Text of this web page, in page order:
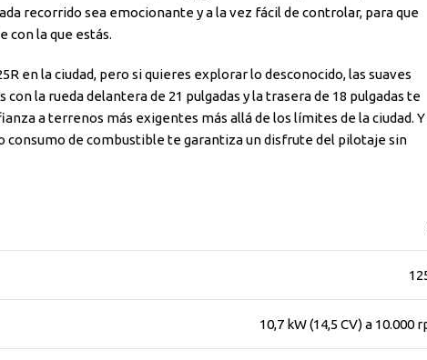
recorrido sea emocionante y a la vez fácil de controlar, para que
con la que estás.
en la ciudad, pero si quieres explorar lo desconocido, las suaves
la rueda delantera de 21 pulgadas y la trasera de 18 pulgadas te
a terrenos más exigentes más allá de los límites de la ciudad. Y
consumo de combustible te garantiza un disfrute del pilotaje sin
10,7 kW (14,5 CV) a 10.000